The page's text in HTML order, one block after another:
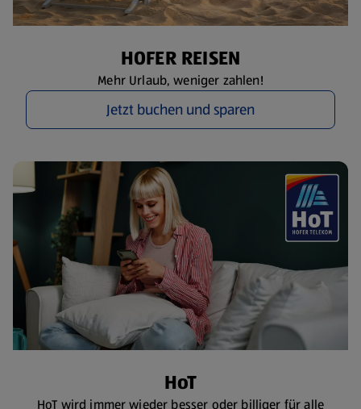
HOFER REISEN
Mehr Urlaub, weniger zahlen!
Jetzt buchen und sparen
HoT
HoT wird immer wieder besser oder billiger für alle